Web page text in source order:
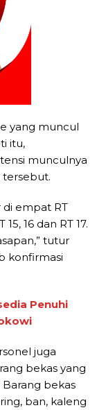
yang muncul
itu,
munculnya
tersebut.
di empat RT
16 dan RT 17.
tutur
konfirmasi
Penuhi
juga
bekas yang
bekas
ban, kaleng